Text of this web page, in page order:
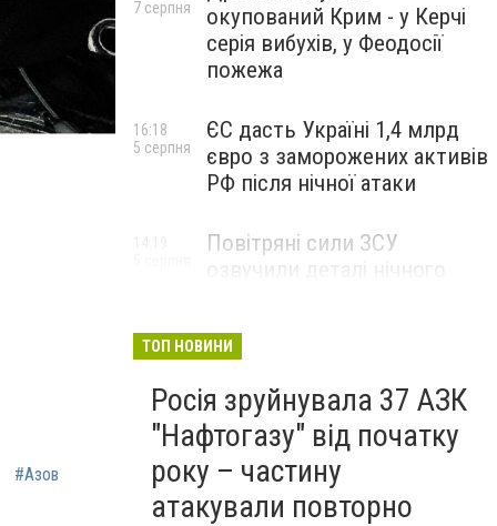
#Азов
окупований Крим - у Керчі
серія вибухів, у Феодосії
пожежа
7 серпня
ЄС дасть Україні 1,4 млрд
євро з заморожених активів
РФ після нічної атаки
16:18
5 серпня
Повітряні сили ЗСУ
ТОП НОВИНИ
Росія зруйнувала 37 АЗК
"Нафтогазу" від початку
року – частину
атакували повторно